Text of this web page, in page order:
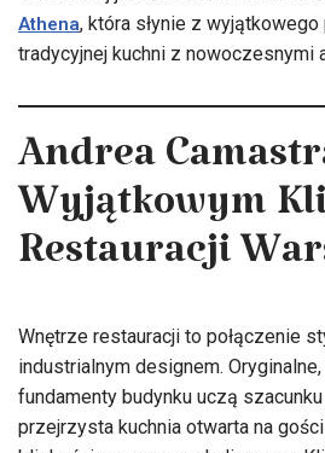
Athena, która słynie z
tradycyjnej kuchni z nowoczesnymi
Andrea
Wyjątkowym
Restauracji
Wnętrze restauracji to połączenie
industrialnym designem.
fundamenty budynku uczą
przejrzysta kuchnia otwarta na